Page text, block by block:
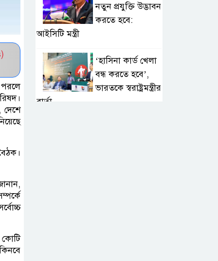
দেশে
কোটি
নতুন প্রযুক্তি উদ্ভাবন
করতে হবে:
আইসিটি মন্ত্রী
‘হাসিনা কার্ড খেলা
বন্ধ করতে হবে’,
ভারতকে স্বরাষ্ট্রমন্ত্রীর
বার্তা